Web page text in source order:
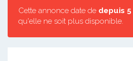
Cette annonce date de depuis 5
qu'elle ne soit plus disponible.